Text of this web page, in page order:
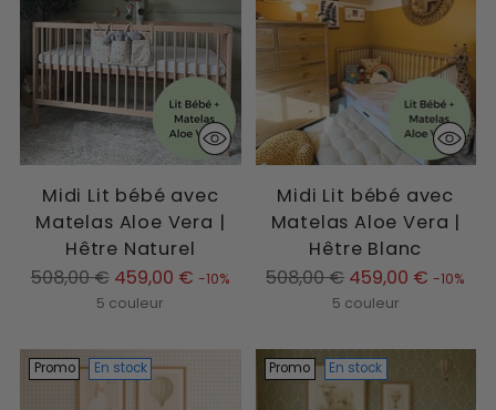
Midi Lit bébé avec
Matelas Aloe Vera |
Hêtre Naturel
Prix
508,00 € 459,00 € -10%
5 couleur
Midi Lit bébé avec
Matelas Aloe Vera |
Hêtre Blanc
Prix
508,00 € 459,00 € -10%
5 couleur
Promo En stock Promo En stock